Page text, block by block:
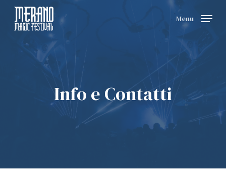
Skip
content
Menu
Info e Contatti